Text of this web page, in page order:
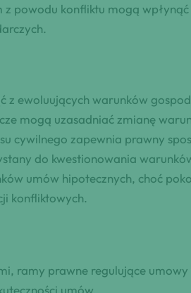
powodu konfliktu mogą
ewoluujących warunków
mogą uzasadniać zmianę
cywilnego zapewnia prawny
do kwestionowania
umów hipotecznych, choć
konfliktowych.
ramy prawne regulujące